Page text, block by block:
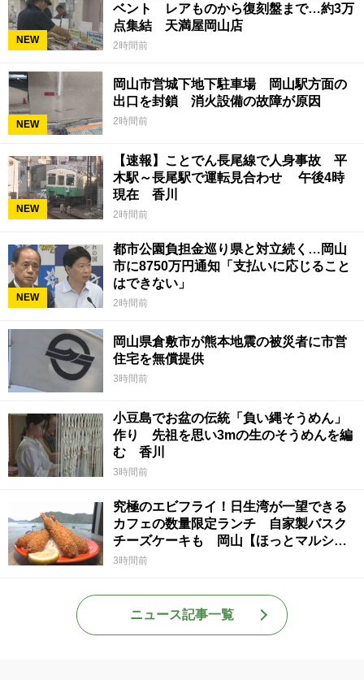
NEW
ベント レアものから復刻盤まで…約3万
点集結 天満屋岡山店
2時間前
NEW
岡山市営城下地下駐車場 岡山駅方面の
出口を封鎖 消火設備の故障が原因
2時間前
NEW
【速報】ことでん長尾線で人身事故 平
木駅～長尾駅で運転見合わせ 午後4時
現在 香川
2時間前
NEW
都市公園負担金巡り県と対立続く…岡山
市に8750万円通知「支払いに応じること
はできない」
2時間前
岡山県倉敷市が熊本地震の被災者に市営
住宅を無償提供
3時間前
小豆島でお盆の伝統「負い縄そうめん」
作り 先祖を思い3mの生のそうめんを編
む 香川
3時間前
究極のエビフライ！日生湾が一望できる
カフェの数量限定ランチ 自家製バスク
チーズケーキも 岡山【ほっとマルシ
ェ】
3時間前
ニュース記事一覧